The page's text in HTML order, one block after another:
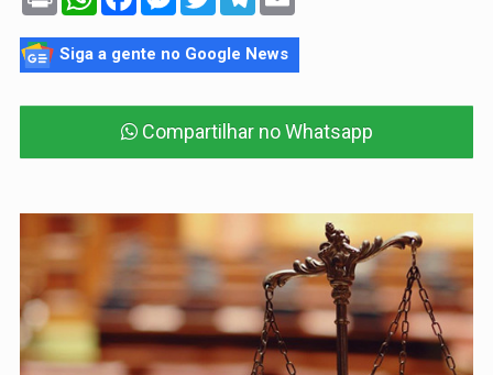
Siga a gente no Google News
Compartilhar no Whatsapp